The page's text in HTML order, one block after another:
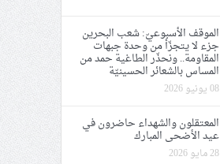
الموقف الأسبوعيّ: شعب البحرين
جزء لا يتجزّأ من وحدة جبهات
المقاومة.. ونحذّر الطاغية حمد من
المساس بالشعائر الحسينيّة
08 يونيو 2026
المعتقلون والشهداء حاضرون في
عيد الأضحى المبارك
28 مايو 2026